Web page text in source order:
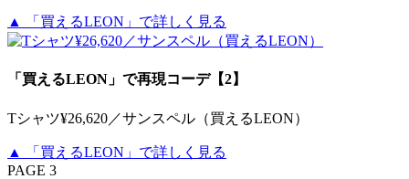
▲ 「買えるLEON」で詳しく見る
「買えるLEON」で再現コーデ【2】
Tシャツ¥26,620／サンスペル（買えるLEON）
▲ 「買えるLEON」で詳しく見る
PAGE 3